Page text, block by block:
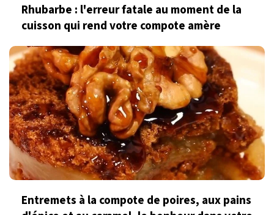
Rhubarbe : l'erreur fatale au moment de la
cuisson qui rend votre compote amère
Entremets à la compote de poires, aux pains